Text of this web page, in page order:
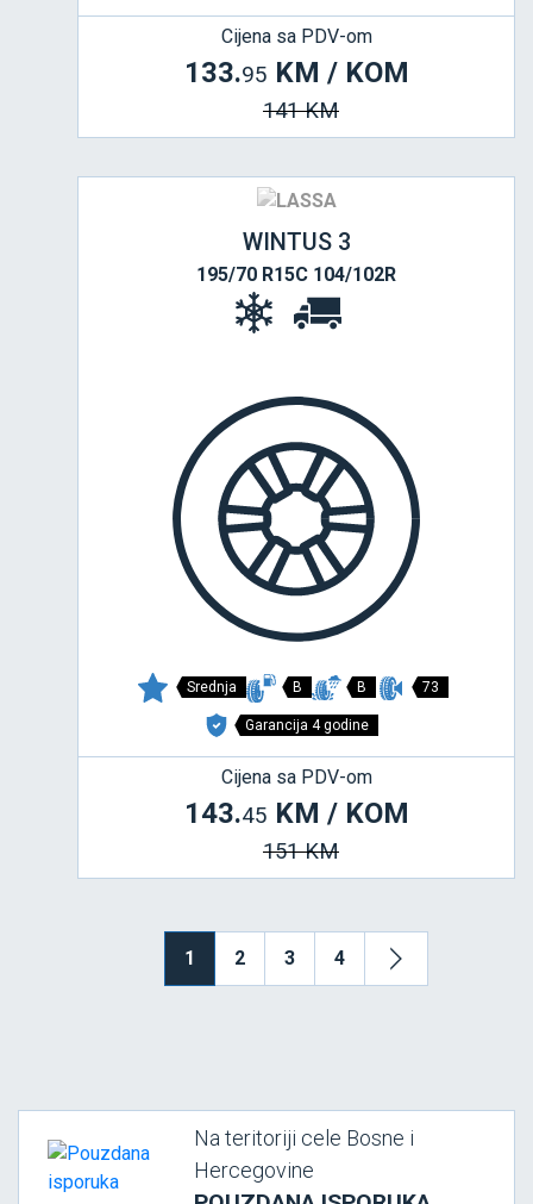
Cijena sa PDV-om
133.95 KM / KOM
141 KM
WINTUS 3
195/70 R15C 104/102R
Srednja B B 73
Garancija 4 godine
Cijena sa PDV-om
143.45 KM / KOM
151 KM
1 2 3 4
Na teritoriji cele Bosne i
Hercegovine